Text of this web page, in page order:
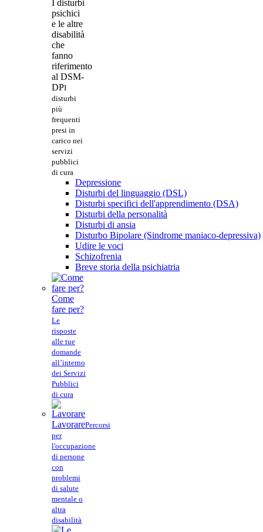
I disturbi
psichici
e le altre
disabilità
che
fanno
riferimento
al DSM-
DPI
disturbi
più
frequenti
presi in
carico nei
servizi
pubblici
di cura
Depressione
Disturbi del linguaggio (DSL)
Disturbi specifici dell'apprendimento (DSA)
Disturbi della personalità
Disturbi di ansia
Disturbo Bipolare (Sindrome maniaco-depressiva)
Udire le voci
Schizofrenia
Breve storia della psichiatria
Come
fare per?
Le
risposte
alle tue
domande
all’interno
dei Servizi
Pubblici
di cura
LavorarePercorsi
per
l'occupazione
di persone
con
problemi
di salute
mentale o
altra
disabilità